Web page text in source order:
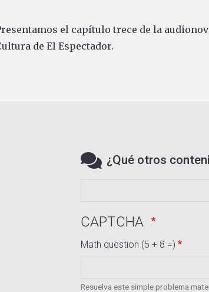
el capítulo trece de la
de El Espectador.
¿Qué otros
CAPTCHA
Math question (5 + 8 =)
Resuelva este simple problema